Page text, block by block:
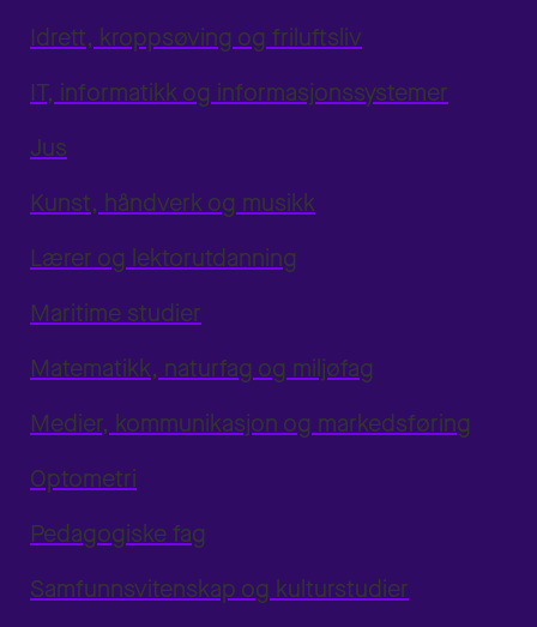
Idrett, kroppsøving og friluftsliv
IT, informatikk og informasjonssystemer
Jus
Kunst, håndverk og musikk
Lærer og lektorutdanning
Maritime studier
Matematikk, naturfag og miljøfag
Medier, kommunikasjon og markedsføring
Optometri
Pedagogiske fag
Samfunnsvitenskap og kulturstudier